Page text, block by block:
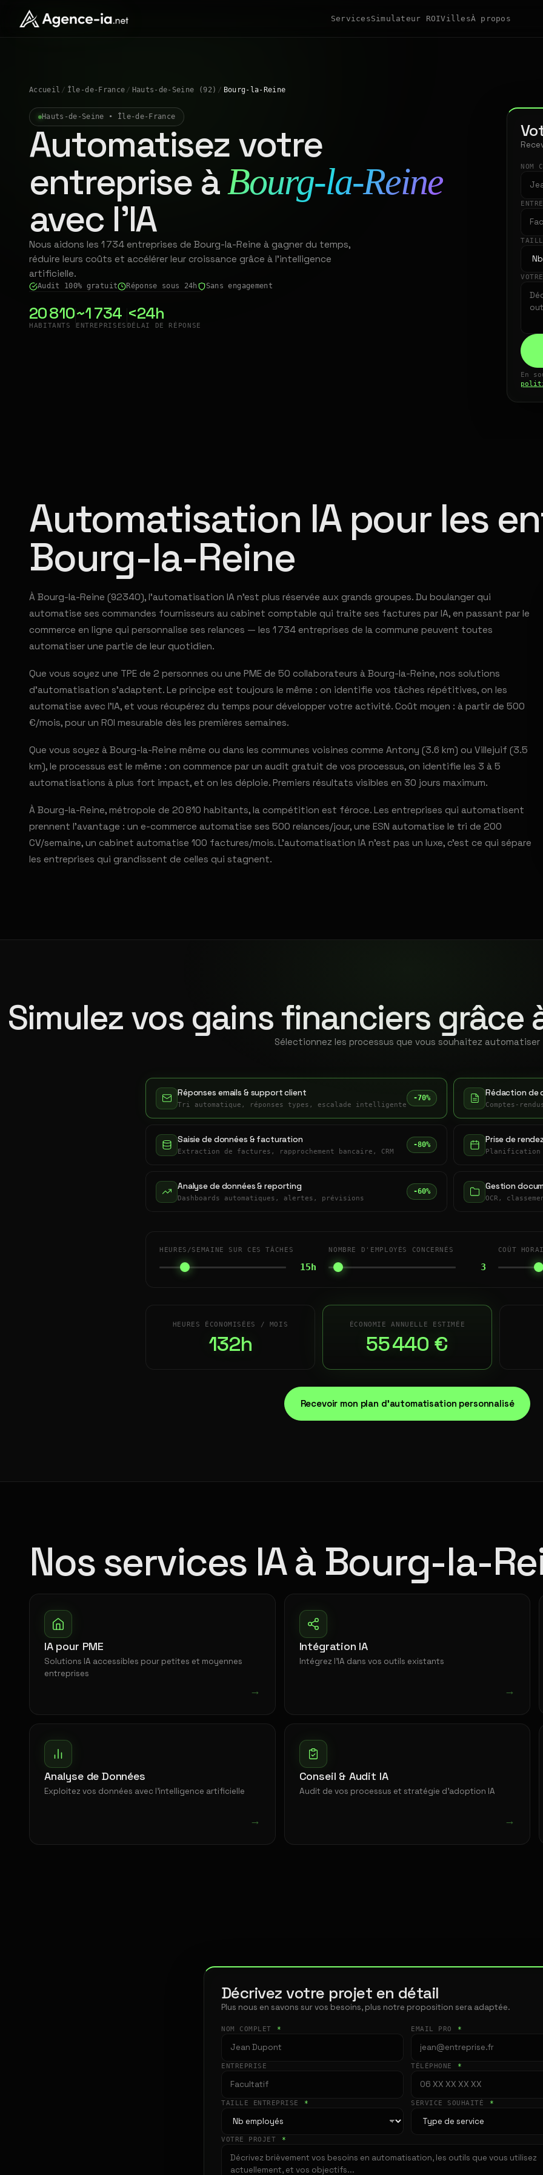
ServicesSimulateur ROIVillesÀ propos
Accueil / Île-de-France / Hauts-de-Seine (92) / Bourg-la-Reine
Hauts-de-Seine • Île-de-France
Automatisez votre
entreprise àBourg-la-Reine
avec l'IA
Nous aidons les 1 734 entreprises de Bourg-la-Reine à gagner du temps,
réduire leurs coûts et accélérer leur croissance grâce à l'intelligence
artificielle.
Audit 100% gratuit Réponse sous 24h Sans engagement
20 810
HABITANTS
~1 734
ENTREPRISES
<24h
DÉLAI DE RÉPONSE
NOM
En
Automatisation IA pour les
Bourg-la-Reine
À Bourg-la-Reine (92340), l'automatisation IA n'est plus réservée aux grands groupes. Du boulanger qui
automatise ses commandes fournisseurs au cabinet comptable qui traite ses factures par IA, en passant par le
commerce en ligne qui personnalise ses relances — les 1 734 entreprises de la commune peuvent toutes
automatiser une partie de leur quotidien.
Que vous soyez une TPE de 2 personnes ou une PME de 50 collaborateurs à Bourg-la-Reine, nos solutions
d'automatisation s'adaptent. Le principe est toujours le même : on identifie vos tâches répétitives, on les
automatise avec l'IA, et vous récupérez du temps pour développer votre activité. Coût moyen : à partir de 500
€/mois, pour un ROI mesurable dès les premières semaines.
Que vous soyez à Bourg-la-Reine même ou dans les communes voisines comme Antony (3.6 km) ou Villejuif (3.5
km), le processus est le même : on commence par un audit gratuit de vos processus, on identifie les 3 à 5
automatisations à plus fort impact, et on les déploie. Premiers résultats visibles en 30 jours maximum.
À Bourg-la-Reine, métropole de 20 810 habitants, la compétition est féroce. Les entreprises qui automatisent
prennent l'avantage : un e-commerce automatise ses 500 relances/jour, une ESN automatise le tri de 200
CV/semaine, un cabinet automatise 100 factures/mois. L'automatisation IA n'est pas un luxe, c'est ce qui sépare
les entreprises qui grandissent de celles qui stagnent.
Simulez vos gains financiers
Sélectionnez les processus que vous souhaitez automatiser
Réponses emails & support client
Tri automatique, réponses types, escalade intelligente
-70% Rédaction de
Comptes-
Saisie de données & facturation
Extraction de factures, rapprochement bancaire, CRM
-80% Prise de
Planification
Analyse de données & reporting
Dashboards automatiques, alertes, prévisions
-60% Gestion
OCR,
HEURES/SEMAINE SUR CES TÂCHES
15h
NOMBRE D'EMPLOYÉS CONCERNÉS
3
COÛT
HEURES ÉCONOMISÉES / MOIS
132h
ÉCONOMIE ANNUELLE ESTIMÉE
55 440 €
Recevoir mon plan d'automatisation personnalisé
Nos services IA à Bourg-la-
IA pour PME
Solutions IA accessibles pour petites et moyennes
entreprises
→
Intégration IA
Intégrez l'IA dans vos outils existants
→
Analyse de Données
Exploitez vos données avec l'intelligence artificielle
→
Conseil & Audit IA
Audit de vos processus et stratégie d'adoption IA
→
Décrivez votre projet en détail
Plus nous en savons sur vos besoins, plus notre proposition sera adaptée.
NOM COMPLET * EMAIL PRO *
ENTREPRISE TÉLÉPHONE *
TAILLE ENTREPRISE * SERVICE SOUHAITÉ *
VOTRE PROJET *